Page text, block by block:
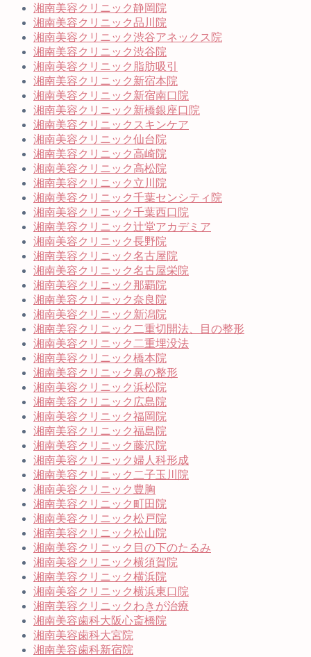
湘南美容クリニック静岡院
湘南美容クリニック品川院
湘南美容クリニック渋谷アネックス院
湘南美容クリニック渋谷院
湘南美容クリニック脂肪吸引
湘南美容クリニック新宿本院
湘南美容クリニック新宿南口院
湘南美容クリニック新橋銀座口院
湘南美容クリニックスキンケア
湘南美容クリニック仙台院
湘南美容クリニック高崎院
湘南美容クリニック高松院
湘南美容クリニック立川院
湘南美容クリニック千葉センシティ院
湘南美容クリニック千葉西口院
湘南美容クリニック辻堂アカデミア
湘南美容クリニック長野院
湘南美容クリニック名古屋院
湘南美容クリニック名古屋栄院
湘南美容クリニック那覇院
湘南美容クリニック奈良院
湘南美容クリニック新潟院
湘南美容クリニック二重切開法、目の整形
湘南美容クリニック二重埋没法
湘南美容クリニック橋本院
湘南美容クリニック鼻の整形
湘南美容クリニック浜松院
湘南美容クリニック広島院
湘南美容クリニック福岡院
湘南美容クリニック福島院
湘南美容クリニック藤沢院
湘南美容クリニック婦人科形成
湘南美容クリニック二子玉川院
湘南美容クリニック豊胸
湘南美容クリニック町田院
湘南美容クリニック松戸院
湘南美容クリニック松山院
湘南美容クリニック目の下のたるみ
湘南美容クリニック横須賀院
湘南美容クリニック横浜院
湘南美容クリニック横浜東口院
湘南美容クリニックわきが治療
湘南美容歯科大阪心斎橋院
湘南美容歯科大宮院
湘南美容歯科新宿院